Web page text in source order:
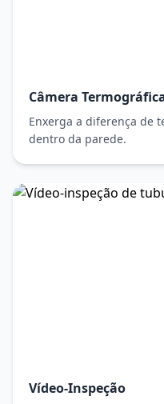
Câmera
Enxerga a diferença de
dentro da parede.
Vídeo-Inspeção